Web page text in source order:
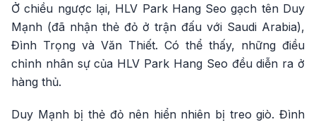
Ở chiều ngược lại, HLV Park Hang Seo gạch tên Duy
Mạnh (đã nhận thẻ đỏ ở trận đấu với Saudi Arabia),
Đình Trọng và Văn Thiết. Có thể thấy, những điều
chỉnh nhân sự của HLV Park Hang Seo đều diễn ra ở
hàng thủ.
Duy Mạnh bị thẻ đỏ nên hiển nhiên bị treo giò. Đình